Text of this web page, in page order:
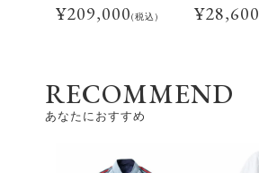
¥209,000(税込) ¥28,600
RECOMMEND
あなたにおすすめ